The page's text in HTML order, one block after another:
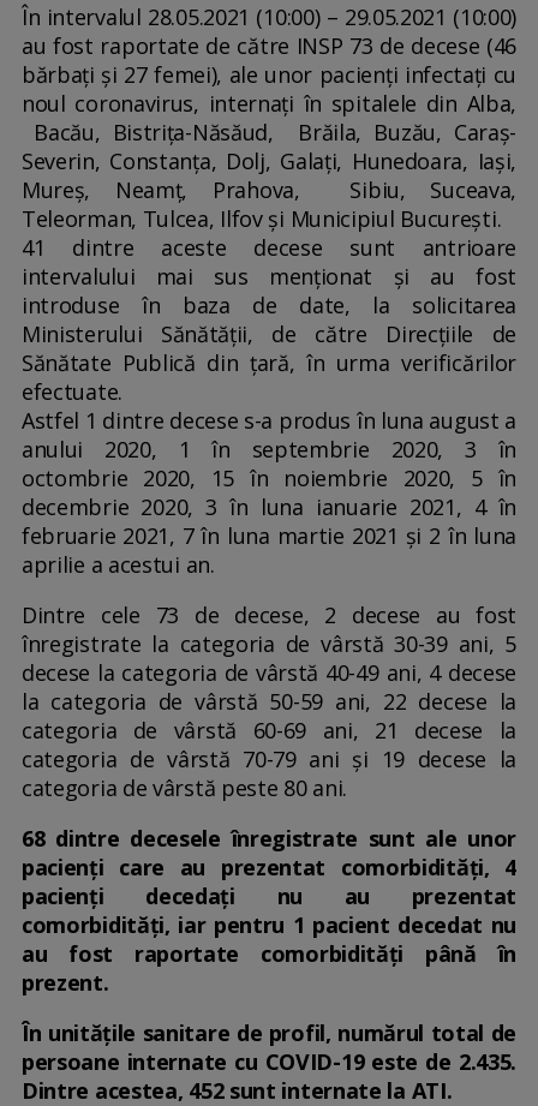
În intervalul 28.05.2021 (10:00) – 29.05.2021 (10:00)
au fost raportate de către INSP 73 de decese (46
bărbați și 27 femei), ale unor pacienți infectați cu
noul coronavirus, internați în spitalele din Alba,
Bacău, Bistrița-Năsăud, Brăila, Buzău, Caraș-
Severin, Constanța, Dolj, Galați, Hunedoara, Iași,
Mureș, Neamț, Prahova, Sibiu, Suceava,
Teleorman, Tulcea, Ilfov și Municipiul București.
41 dintre aceste decese sunt antrioare
intervalului mai sus menționat și au fost
introduse în baza de date, la solicitarea
Ministerului Sănătății, de către Direcțiile de
Sănătate Publică din țară, în urma verificărilor
efectuate.
Astfel 1 dintre decese s-a produs în luna august a
anului 2020, 1 în septembrie 2020, 3 în
octombrie 2020, 15 în noiembrie 2020, 5 în
decembrie 2020, 3 în luna ianuarie 2021, 4 în
februarie 2021, 7 în luna martie 2021 și 2 în luna
aprilie a acestui an.
Dintre cele 73 de decese, 2 decese au fost
înregistrate la categoria de vârstă 30-39 ani, 5
decese la categoria de vârstă 40-49 ani, 4 decese
la categoria de vârstă 50-59 ani, 22 decese la
categoria de vârstă 60-69 ani, 21 decese la
categoria de vârstă 70-79 ani și 19 decese la
categoria de vârstă peste 80 ani.
68 dintre decesele înregistrate sunt ale unor
pacienți care au prezentat comorbidități, 4
pacienți decedați nu au prezentat
comorbidități, iar pentru 1 pacient decedat nu
au fost raportate comorbidități până în
prezent.
În unitățile sanitare de profil, numărul total de
persoane internate cu COVID-19 este de 2.435.
Dintre acestea, 452 sunt internate la ATI.